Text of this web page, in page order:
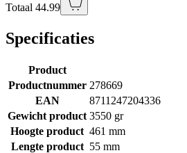
Totaal 44.99
Specificaties
Product
Productnummer 278669
EAN
8711247204336
Gewicht product 3550 gr
Hoogte product 461 mm
Lengte product 55 mm